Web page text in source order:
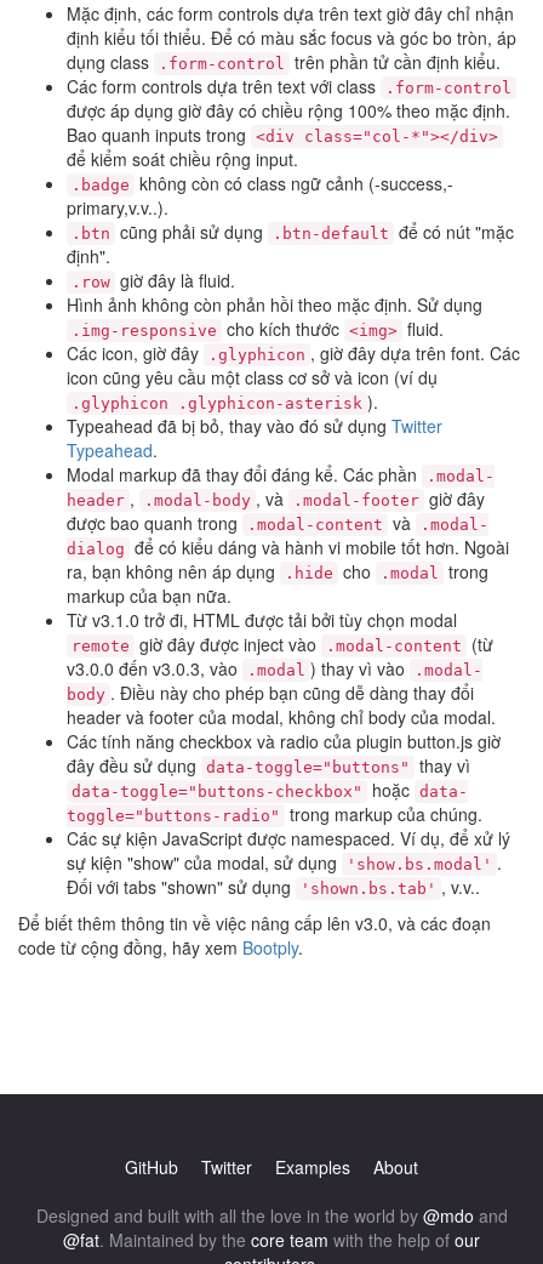
Mặc định, các form controls dựa trên text giờ đây chỉ nhận
định kiểu tối thiểu. Để có màu sắc focus và góc bo tròn, áp
dụng class
.form-control trên phần tử cần định kiểu.
Các form controls dựa trên text với class
.form-control
được áp dụng giờ đây có chiều rộng 100% theo mặc định.
Bao quanh inputs trong <div class="col-*"></div>
để kiểm soát chiều rộng input.
.badge không còn có class ngữ cảnh (-success,-
primary,v.v..).
.btn cũng phải sử dụng .btn-default để có nút "mặc
định".
.row giờ đây là fluid.
Hình ảnh không còn phản hồi theo mặc định. Sử dụng
.img-responsive cho kích thước <img> fluid.
Các icon, giờ đây
.glyphicon , giờ đây dựa trên font. Các
icon cũng yêu cầu một class cơ sở và icon (ví dụ
.glyphicon .glyphicon-asterisk ).
Typeahead đã bị bỏ, thay vào đó sử dụng Twitter
Typeahead.
Modal markup đã thay đổi đáng kể. Các phần
.modal-
header , .modal-body , và .modal-footer giờ đây
được bao quanh trong
.modal-content và
.modal-
dialog để có kiểu dáng và hành vi mobile tốt hơn. Ngoài
ra, bạn không nên áp dụng
.hide cho .modal trong
markup của bạn nữa.
Từ v3.1.0 trở đi, HTML được tải bởi tùy chọn modal
remote giờ đây được inject vào .modal-content
(từ
v3.0.0 đến v3.0.3, vào
.modal ) thay vì vào
.modal-
body . Điều này cho phép bạn cũng dễ dàng thay đổi
header và footer của modal, không chỉ body của modal.
Các tính năng checkbox và radio của plugin button.js giờ
đây đều sử dụng data-toggle="buttons" thay vì
data-toggle="buttons-checkbox" hoặc data-
toggle="buttons-radio"
trong markup của chúng.
Các sự kiện JavaScript được namespaced. Ví dụ, để xử lý
sự kiện "show" của modal, sử dụng
'show.bs.modal' .
Đối với tabs "shown" sử dụng
'shown.bs.tab' , v.v..
Để biết thêm thông tin về việc nâng cấp lên v3.0, và các đoạn
code từ cộng đồng, hãy xem Bootply.
GitHub Twitter Examples
About
Designed and built with all the love in the world by @mdo and
@fat. Maintained by the core team with the help of our